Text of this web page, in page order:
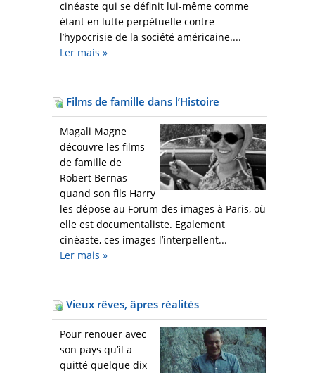
cinéaste qui se définit lui-même comme
étant en lutte perpétuelle contre
l’hypocrisie de la société américaine....
Ler mais »
Films de famille dans l’Histoire
Magali Magne
découvre les films
de famille de
Robert Bernas
quand son fils Harry
les dépose au Forum des images à Paris, où
elle est documentaliste. Egalement
cinéaste, ces images l’interpellent...
Ler mais »
Vieux rêves, âpres réalités
Pour renouer avec
son pays qu’il a
quitté quelque dix